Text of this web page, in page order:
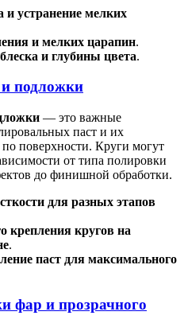
и устранение мелких
и мелких царапин.
и глубины цвета.
подложки
— это важные
паст и их
поверхности. Круги могут
от типа полировки
до финишной обработки.
для разных этапов
крепления кругов на
.
паст для максимального
фар и прозрачного